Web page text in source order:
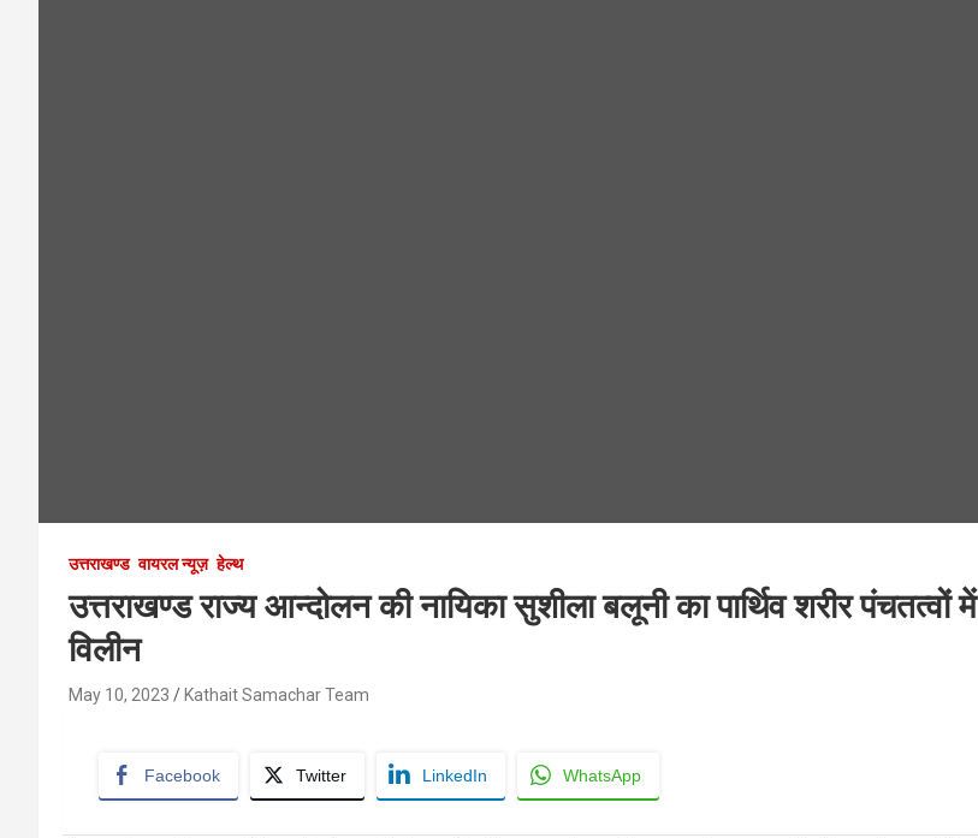
उत्तराखण्ड वायरल न्यूज़ हेल्थ
उत्तराखण्ड राज्य आन्दोलन की नायिका सुशीला बलूनी का पार्थिव शरीर पंचतत्वों में
विलीन
May 10, 2023 Kathait Samachar Team
Facebook Twitter LinkedIn WhatsApp